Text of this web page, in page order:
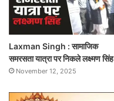
Laxman Singh : सामाजिक
समरसता यात्रा पर निकले लक्ष्मण सिंह
November 12, 2025